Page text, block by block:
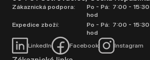
Zákaznická podpora:
Po - Pá: 7:00 - 15:30
hod
Expedice zboží:
Po - Pá: 7:00 - 15:30
hod
LinkedIn
Facebook Instagram